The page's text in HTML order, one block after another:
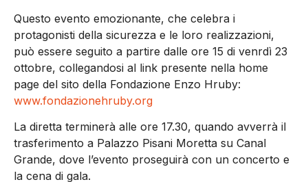
Questo evento emozionante, che celebra i
protagonisti della sicurezza e le loro realizzazioni,
può essere seguito a partire dalle ore 15 di venrdì 23
ottobre, collegandosi al link presente nella home
page del sito della Fondazione Enzo Hruby:
www.fondazionehruby.org
La diretta terminerà alle ore 17.30, quando avverrà il
trasferimento a Palazzo Pisani Moretta su Canal
Grande, dove l’evento proseguirà con un concerto e
la cena di gala.